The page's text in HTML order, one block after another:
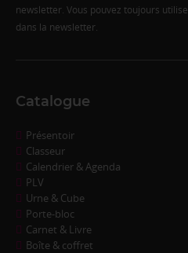
newsletter. Vous pouvez toujours
dans la newsletter.
Catalogue
Présentoir
Classeur
Calendrier & Agenda
PLV
Urne & Cube
Porte-bloc
Carnet & Livre
Boîte & coffret